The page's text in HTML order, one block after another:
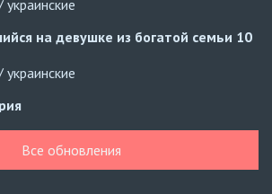
на девушке из богатой семьи 10
6 серия
Все обновления